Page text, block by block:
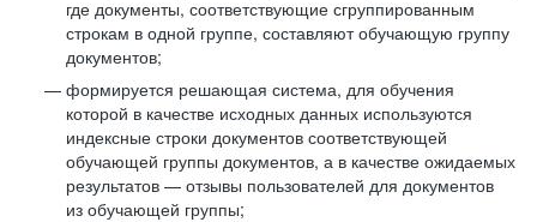
где документы, соответствующие сгруппированным
строкам в одной группе, составляют обучающую группу
документов;
формируется решающая система, для обучения
которой в качестве исходных данных используются
индексные строки документов соответствующей
обучающей группы документов, а в качестве ожидаемых
результатов — отзывы пользователей для документов
из обучающей группы;